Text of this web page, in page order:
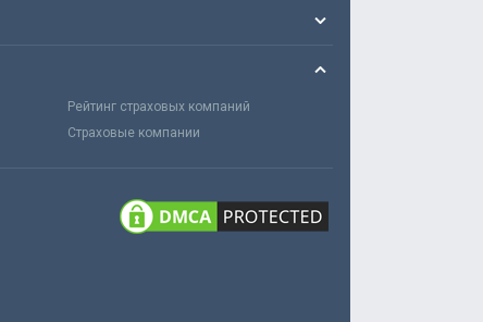
Рейтинг страховых компаний
Страховые компании